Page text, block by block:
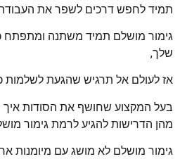
תמיד לחפש דרכים לשפר את
גימור מושלם תמיד משתנה ומתפתח
שלך,
אז לעולם אל תרגיש שהגעת
בעל המקצוע שחושף את הסודות איך
מהן הדרישות להגיע לרמת גימור
גימור מושלם לא מושג עם מיומנות